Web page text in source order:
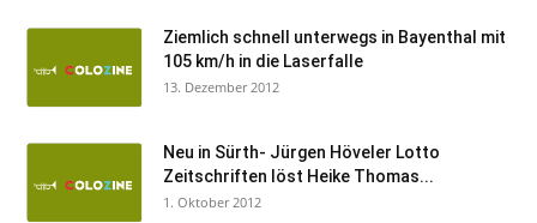
Ziemlich schnell unterwegs in Bayenthal mit
105 km/h in die Laserfalle
13. Dezember 2012
Neu in Sürth- Jürgen Höveler Lotto
Zeitschriften löst Heike Thomas...
1. Oktober 2012